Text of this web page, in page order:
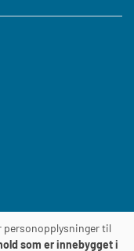
personopplysninger til
som er innebygget i